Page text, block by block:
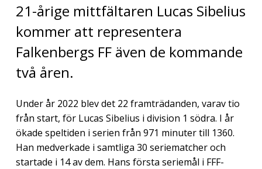
21-årige mittfältaren Lucas Sibelius
kommer att representera
Falkenbergs FF även de kommande
två åren.
Under år 2022 blev det 22 framträdanden, varav tio
från start, för Lucas Sibelius i division 1 södra. I år
ökade speltiden i serien från 971 minuter till 1360.
Han medverkade i samtliga 30 seriematcher och
startade i 14 av dem. Hans första seriemål i FFF-